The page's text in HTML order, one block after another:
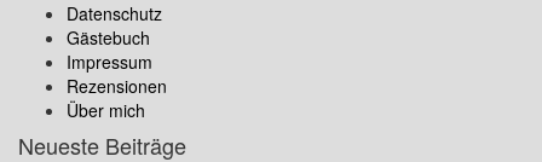
Datenschutz
Gästebuch
Impressum
Rezensionen
Über mich
Neueste Beiträge